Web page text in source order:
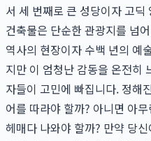
서 세 번째로 큰 성당이자 고
건축물은 단순한 관광지를 넘
역사의 현장이자 수백 년의 예
지만 이 엄청난 감동을 온전히
자들이 고민에 빠집니다. 정해
어를 따라야 할까? 아니면 아
헤매다 나와야 할까? 만약 당신